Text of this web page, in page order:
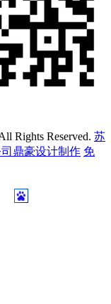
Rights Reserved. 苏
鼎豪设计制作 免